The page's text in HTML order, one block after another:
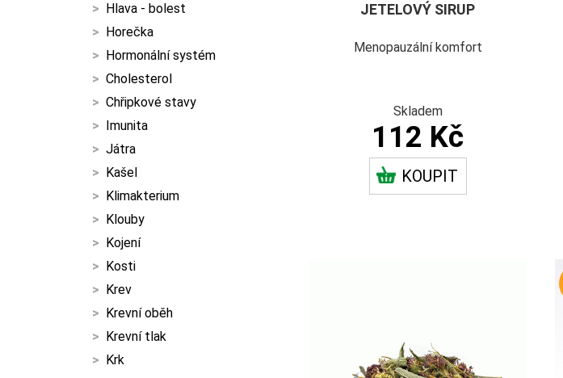
Hlava - bolest
Horečka
Hormonální systém
Cholesterol
Chřipkové stavy
Imunita
Játra
Kašel
Klimakterium
Klouby
Kojení
Kosti
Krev
Krevní oběh
Krevní tlak
Krk
JETELOVÝ SIRUP
Menopauzální komfort
Skladem
112 Kč
KOUPIT